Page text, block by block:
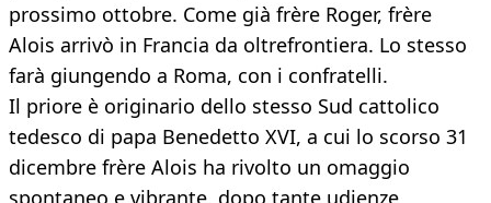
prossimo ottobre. Come già frère Roger, frère
Alois arrivò in Francia da oltrefrontiera. Lo stesso
farà giungendo a Roma, con i confratelli.
Il priore è originario dello stesso Sud cattolico
tedesco di papa Benedetto XVI, a cui lo scorso 31
dicembre frère Alois ha rivolto un omaggio
spontaneo e vibrante, dopo tante udienze